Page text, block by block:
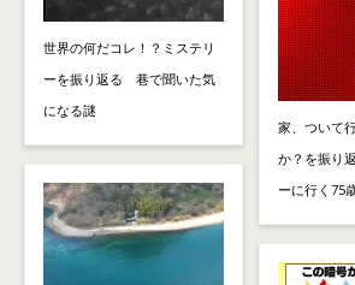
世界の何だコレ！？ミステリ
ーを振り返る 巷で聞いた気
になる謎
家、ついて
か？を振り
ーに行く75